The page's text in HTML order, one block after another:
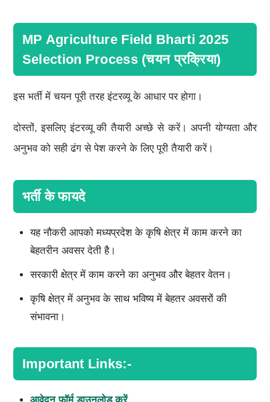
MP Agriculture Field Bharti 2025
Selection Process (चयन प्रक्रिया)
इस भर्ती में चयन पूरी तरह इंटरव्यू के आधार पर होगा।
दोस्तों, इसलिए इंटरव्यू की तैयारी अच्छे से करें। अपनी योग्यता और
अनुभव को सही ढंग से पेश करने के लिए पूरी तैयारी करें।
भर्ती के फायदे
यह नौकरी आपको मध्यप्रदेश के कृषि क्षेत्र में काम करने का
बेहतरीन अवसर देती है।
सरकारी क्षेत्र में काम करने का अनुभव और बेहतर वेतन।
कृषि क्षेत्र में अनुभव के साथ भविष्य में बेहतर अवसरों की
संभावना।
Important Links:-
आवेदन फॉर्म डाउनलोड करें